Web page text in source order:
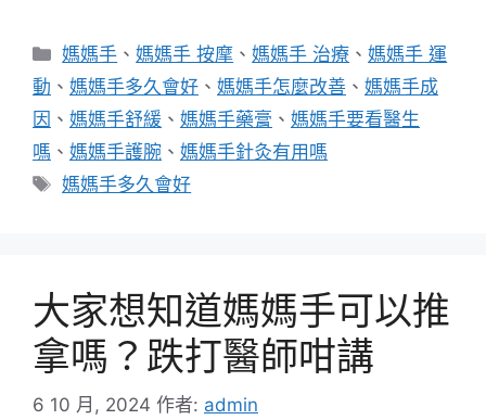
分
類
媽媽手 、媽媽手 按摩 、媽媽手 治療 、媽媽手 運
動 、 媽媽手多久會好 、 媽媽手怎麼改善 、 媽媽手成
因 、 媽媽手舒緩 、 媽媽手藥膏 、 媽媽手要看醫生
嗎 、 媽媽手護腕 、 媽媽手針灸有用嗎
標
媽媽手多久會好
大家想知道媽媽手可以推
拿嗎？跌打醫師咁講
6 10 月, 2024 作者: admin